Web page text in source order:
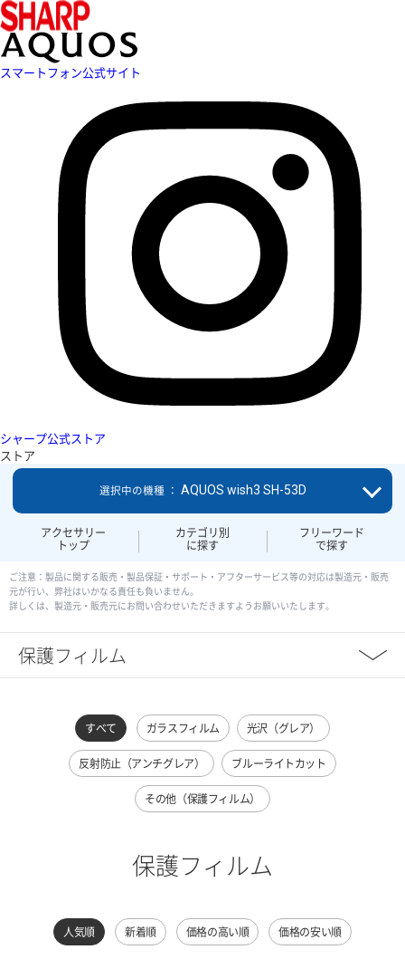
スマートフォン公式サイト
シャープ公式ストア
ストア
アクセサリー
トップ
カテゴリ別
に探す
フリーワード
で探す
選択中の機種 ： AQUOS wish3 SH-53D
ご注意：製品に関する販売・製品保証・サポート・アフターサービス等の対応は製造元・販売
元が行い、弊社はいかなる責任も負いません。
詳しくは、製造元・販売元にお問い合わせいただきますようお願いいたします。
保護フィルム
すべて ガラスフィルム 光沢（グレア）
反射防止（アンチグレア） ブルーライトカット
その他（保護フィルム）
保護フィルム
人気順 新着順 価格の高い順 価格の安い順